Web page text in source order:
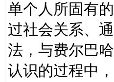
单个人所固有
过社会关系、
法，与费尔巴
认识的过程中